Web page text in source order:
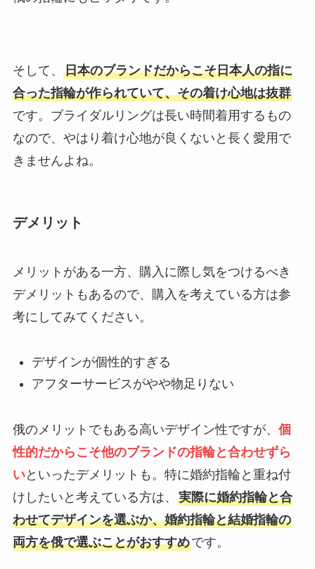
そして、 日本のブランドだからこそ日本人の指に
合った指輪が作られていて、その着け心地は抜群
です。ブライダルリングは長い時間着用するもの
なので、やはり着け心地が良くないと長く愛用で
きませんよね。
デメリット
メリットがある一方、購入に際し気をつけるべき
デメリットもあるので、購入を考えている方は参
考にしてみてください。
デザインが個性的すぎる
アフターサービスがやや物足りない
俄のメリットでもある高いデザイン性ですが、 個
性的だからこそ他のブランドの指輪と合わせずら
いといったデメリットも。特に婚約指輪と重ね付
けしたいと考えている方は、 実際に婚約指輪と合
わせてデザインを選ぶか、婚約指輪と結婚指輪の
両方を俄で選ぶことがおすすめです。